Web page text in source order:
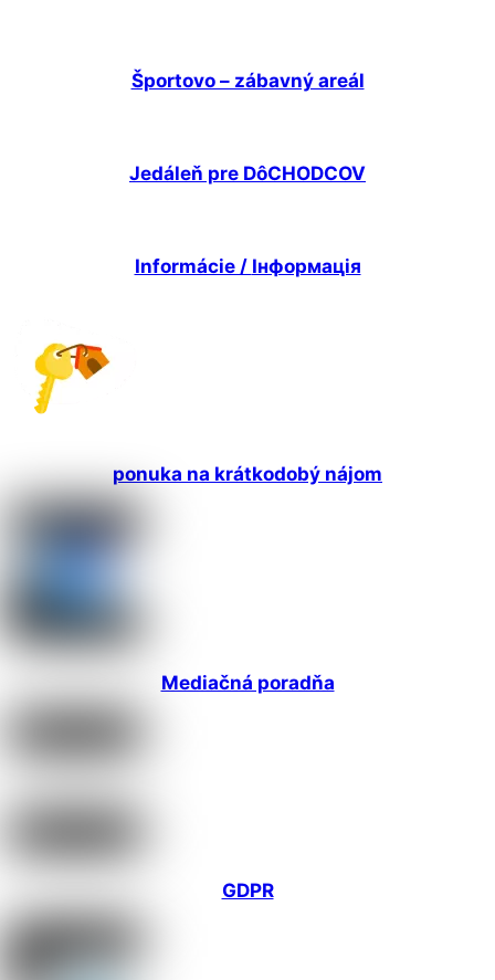
Športovo – zábavný areál
Jedáleň pre DôCHODCOV
Informácie / Інформація
ponuka na krátkodobý nájom
Mediačná poradňa
GDPR